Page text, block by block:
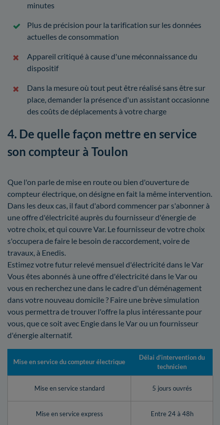
minutes
Plus de précision pour la tarification sur les données
actuelles de consommation
Appareil critiqué à cause d'une méconnaissance du
dispositif
Dans la mesure où tout peut être réalisé sans être sur
place, demander la présence d'un assistant occasionne
des coûts de déplacements à votre charge
4. De quelle façon mettre en service
son compteur à Toulon
Que l'on parle de mise en route ou bien d'ouverture de
compteur électrique, on désigne en fait la même intervention.
Dans les deux cas, il faut d'abord commencer par s'abonner à
une offre d'électricité auprès du fournisseur d'énergie de
votre choix, et qui couvre Var. Le fournisseur de votre choix
s'occupera de faire le besoin de raccordement, voire de
travaux, à Enedis.
Estimez votre futur relevé mensuel d'électricité dans le Var
Vous êtes abonnés à une offre d'électricité dans le Var ou
vous en recherchez une dans le cadre d'un déménagement
dans votre nouveau domicile ? Faire une brève simulation
vous permettra de trouver l'offre la plus intéressante pour
vous, que ce soit avec Engie dans le Var ou un fournisseur
d'énergie alternatif.
Mise en service du compteur électrique
Délai d’intervention du
technicien
Mise en service standard 5 jours ouvrés
Mise en service express Entre 24 à 48h